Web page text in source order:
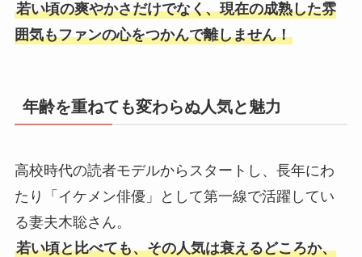
若い頃の爽やかさだけでなく、現在の成熟した雰
囲気もファンの心をつかんで離しません！
年齢を重ねても変わらぬ人気と魅力
高校時代の読者モデルからスタートし、長年にわ
たり「イケメン俳優」として第一線で活躍してい
る妻夫木聡さん。
若い頃と比べても、その人気は衰えるどころか、